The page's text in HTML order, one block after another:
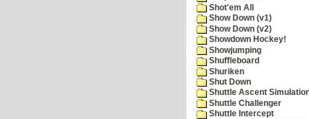
Shot'em All
Show Down (v1)
Show Down (v2)
Showdown Hockey!
Showjumping
Shuffleboard
Shuriken
Shut Down
Shuttle Ascent
Shuttle Challenger
Shuttle Intercept